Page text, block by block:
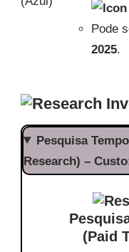
Pode
2025.
Pesquisa
Research) –
(Paid